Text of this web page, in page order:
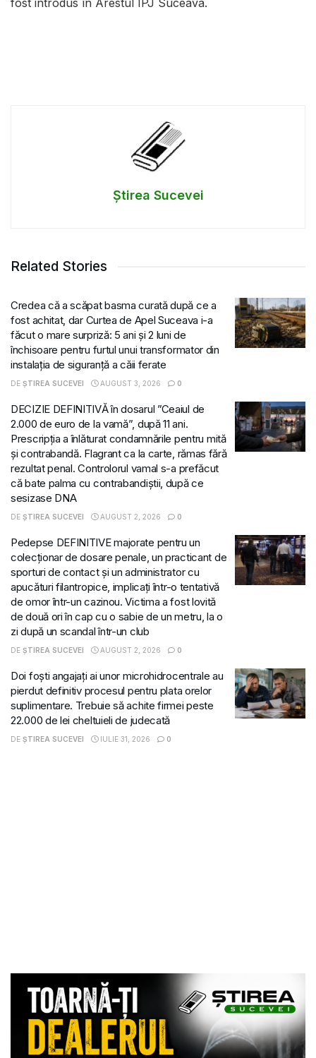
Știrea Sucevei
Related Stories
Credea că a scăpat basma curată după ce a
fost achitat, dar Curtea de Apel Suceava i-a
făcut o mare surpriză: 5 ani și 2 luni de
închisoare pentru furtul unui transformator din
instalația de siguranță a căii ferate
DE ȘTIREA SUCEVEI AUGUST 3, 2026 0
DECIZIE DEFINITIVĂ în dosarul ”Ceaiul de
2.000 de euro de la vamă”, după 11 ani.
Prescripția a înlăturat condamnările pentru mită
și contrabandă. Flagrant ca la carte, rămas fără
rezultat penal. Controlorul vamal s-a prefăcut
că bate palma cu contrabandiștii, după ce
sesizase DNA
DE ȘTIREA SUCEVEI AUGUST 2, 2026 0
Pedepse DEFINITIVE majorate pentru un
colecționar de dosare penale, un practicant de
sporturi de contact și un administrator cu
apucături filantropice, implicați într-o tentativă
de omor într-un cazinou. Victima a fost lovită
de două ori în cap cu o sabie de un metru, la o
zi după un scandal într-un club
DE ȘTIREA SUCEVEI AUGUST 2, 2026 0
Doi foști angajați ai unor microhidrocentrale au
pierdut definitiv procesul pentru plata orelor
suplimentare. Trebuie să achite firmei peste
22.000 de lei cheltuieli de judecată
DE ȘTIREA SUCEVEI IULIE 31, 2026 0